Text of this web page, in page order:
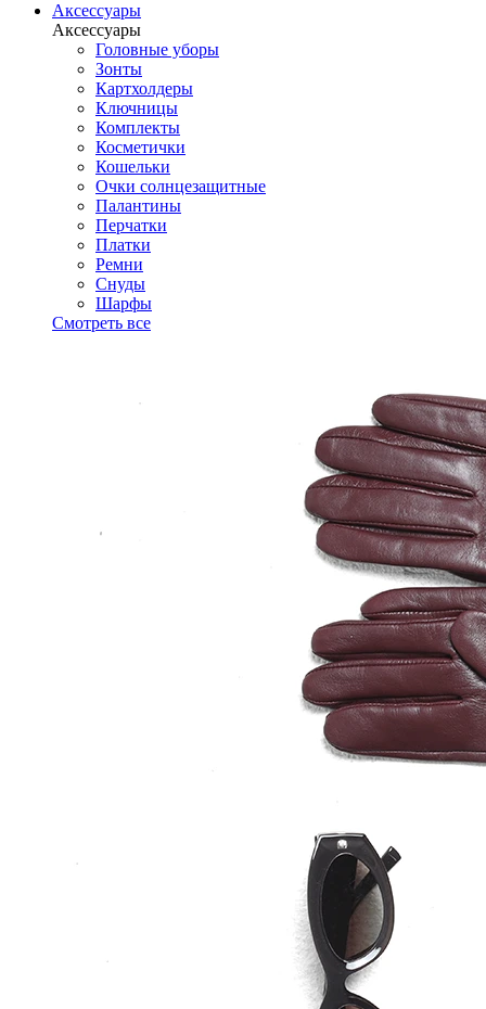
Аксессуары
Аксессуары
Головные уборы
Зонты
Картхолдеры
Ключницы
Комплекты
Косметички
Кошельки
Очки солнцезащитные
Палантины
Перчатки
Платки
Ремни
Снуды
Шарфы
Смотреть все